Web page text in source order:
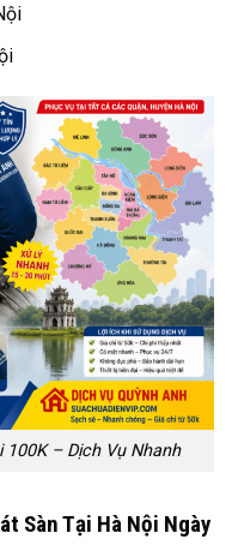
– Dịch Vụ Nhanh
Sàn Tại Hà Nội Ngày